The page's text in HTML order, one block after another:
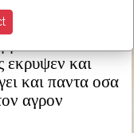
των
και
και παντα οσα
αγρον